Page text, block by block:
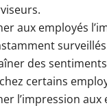
aux employés
des
certains
l’impression aux